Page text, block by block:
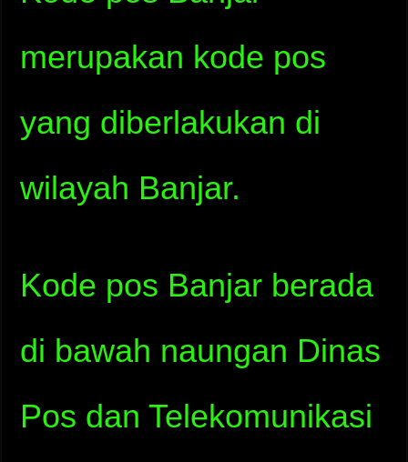
merupakan kode pos
yang diberlakukan di
wilayah Banjar.
Kode pos Banjar berada
di bawah naungan Dinas
Pos dan Telekomunikasi